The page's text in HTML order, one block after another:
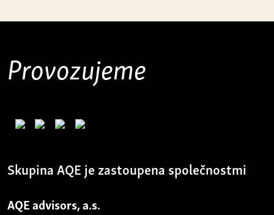
Provozujeme
Skupina AQE je zastoupena společnostmi
AQE advisors, a.s.